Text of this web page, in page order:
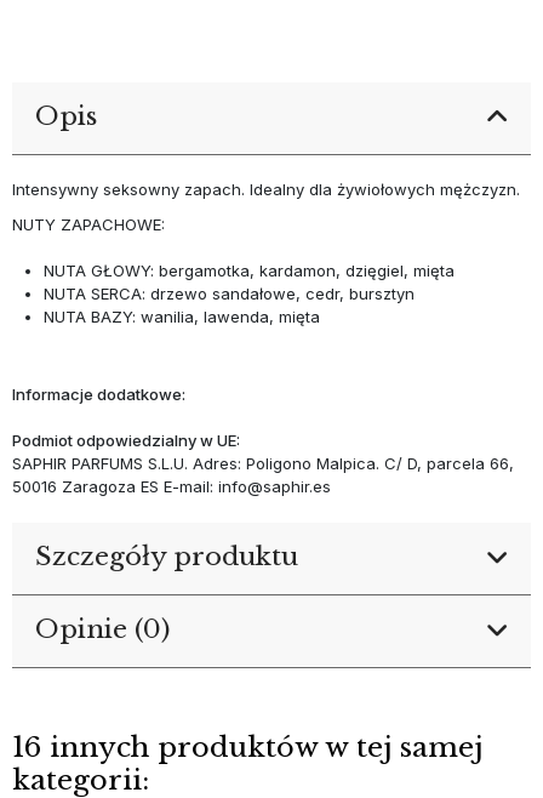
Opis
Intensywny seksowny zapach. Idealny dla żywiołowych mężczyzn.
NUTY ZAPACHOWE:
NUTA GŁOWY: bergamotka, kardamon, dzięgiel, mięta
NUTA SERCA: drzewo sandałowe, cedr, bursztyn
NUTA BAZY: wanilia, lawenda, mięta
Informacje dodatkowe:
Podmiot odpowiedzialny w UE:
SAPHIR PARFUMS S.L.U. Adres: Poligono Malpica. C/ D, parcela 66,
50016 Zaragoza ES E-mail: info@saphir.es
Szczegóły produktu
Opinie (0)
16 innych produktów w tej samej
kategorii: